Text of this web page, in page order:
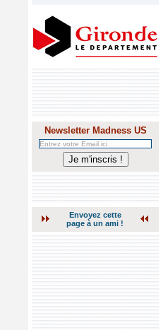
Newsletter Madness US
Envoyez cette
page à un ami !